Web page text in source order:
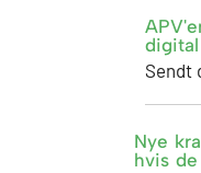
digital
Sendt
Nye
hvis